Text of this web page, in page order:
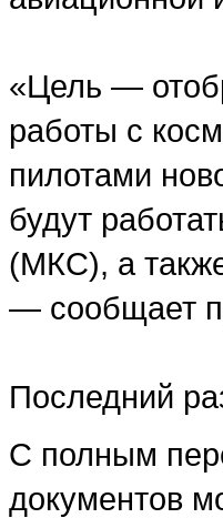
«Цель —
работы с
пилотами
будут
(МКС), а
— сообщает
Последний
С полным
документов